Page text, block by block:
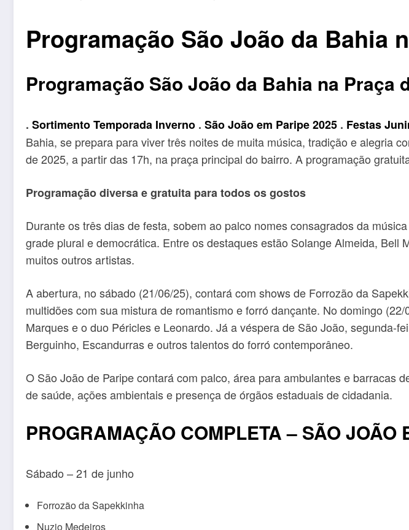
Programação São João da Bahia
Programação São João da Bahia na Praça
. Sortimento Temporada Inverno . São João em Paripe 2025 . Festas
Bahia, se prepara para viver três noites de muita música, tradição e alegria
de 2025, a partir das 17h, na praça principal do bairro. A programação
Programação diversa e gratuita para todos os gostos
Durante os três dias de festa, sobem ao palco nomes consagrados da
grade plural e democrática. Entre os destaques estão Solange Almeida,
muitos outros artistas.
A abertura, no sábado (21/06/25), contará com shows de Forrozão da
multidões com sua mistura de romantismo e forró dançante. No domingo
Marques e o duo Péricles e Leonardo. Já a véspera de São João, segunda-
Berguinho, Escandurras e outros talentos do forró contemporâneo.
O São João de Paripe contará com palco, área para ambulantes e
de saúde, ações ambientais e presença de órgãos estaduais de cidadania.
PROGRAMAÇÃO COMPLETA – SÃO JOÃO
Sábado – 21 de junho
Forrozão da Sapekkinha
Nuzio Medeiros